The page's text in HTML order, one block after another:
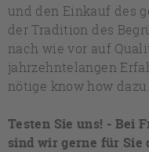
und den Einkauf des
der Tradition des
nach wie vor auf
jahrzehntelangen
nötige know how dazu.
Testen Sie uns! - Bei
sind wir gerne für Sie